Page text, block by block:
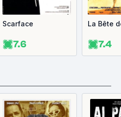
Scarface
7.6
La Bête
7.4